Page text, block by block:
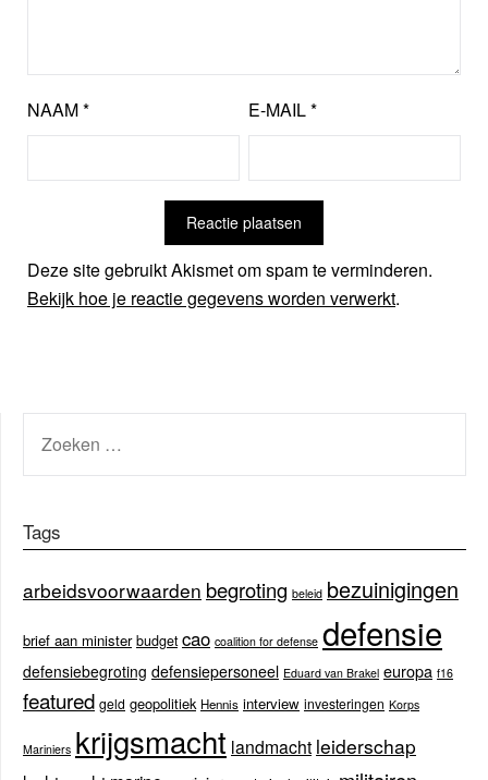
NAAM* E-MAIL*
Deze site gebruikt Akismet om spam te verminderen.
Bekijk hoe je reactie gegevens worden verwerkt.
NAAR:
Tags
arbeidsvoorwaarden begroting beleid bezuinigingen
brief aan minister budget cao coalition for defense defensie
defensiebegroting defensiepersoneel Eduard van Brakel europa f16
featured geld geopolitiek Hennis interview investeringen Korps
Mariniers krijgsmacht landmacht leiderschap